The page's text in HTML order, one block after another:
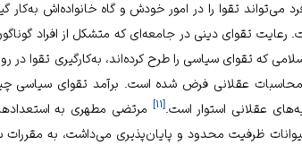
تقوا را در امور خودش و گاه خانواده‌اش به‌کار
تقوای دینی در جامعه‌ای که متشکل از افراد گوناگون
که تقوای سیاسی را طرح کرده‌اند، به‌کارگیری تقوا در
عقلانی فرض شده است. برآمد تقوای سیاسی
عقلانی استوار است.[۱۱]
مرتضی مطهری به
ظرفیت محدود و پایان‌پذیری می‌داشت، به مقررات